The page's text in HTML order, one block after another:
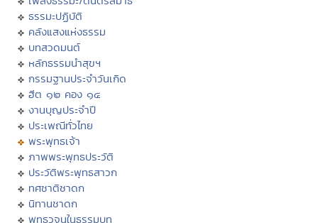
ธรรมะปฏิบัติ
คลังแสงแห่งธรรม
บทสวดมนต์
หลักธรรมนำสุขฯ
กรรมฐานประจำวันเกิด
ฮีต ๑๒ คอง ๑๔
งานบุญประจำปี
ประเพณีทั่วไทย
พระพุทธเจ้า
ภาพพระพุทธประวัติ
ประวัติพระพุทธสาวก
ทศชาติชาดก
นิทานชาดก
พุทธวจนในธรรมบท